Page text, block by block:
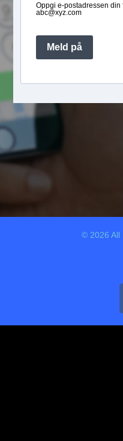
Oppgi e-postadressen
abc@xyz.com
Meld på
© 2026 All